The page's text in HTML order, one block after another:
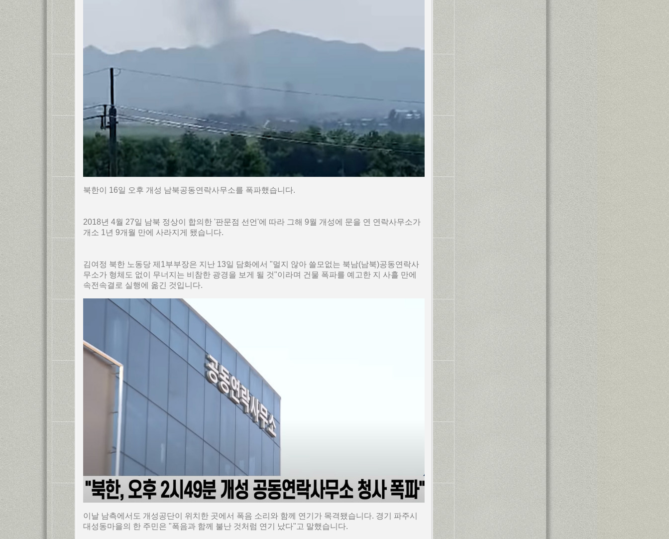
북한이 16일 오후 개성 남북공동연락사무소를 폭파했습니다.
2018년 4월 27일 남북 정상이 합의한 '판문점 선언'에 따라 그해 9월 개성에 문을 연 연락사무소가
개소 1년 9개월 만에 사라지게 됐습니다.
김여정 북한 노동당 제1부부장은 지난 13일 담화에서 "멀지 않아 쓸모없는 북남(남북)공동연락사
무소가 형체도 없이 무너지는 비참한 광경을 보게 될 것"이라며 건물 폭파를 예고한 지 사흘 만에
속전속결로 실행에 옮긴 것입니다.
이날 남측에서도 개성공단이 위치한 곳에서 폭음 소리와 함께 연기가 목격됐습니다. 경기 파주시
대성동마을의 한 주민은 "폭음과 함께 불난 것처럼 연기 났다"고 말했습니다.